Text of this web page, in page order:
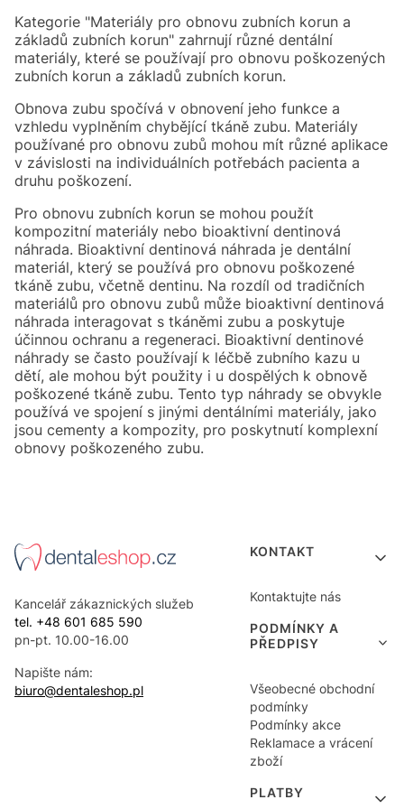
Kategorie "Materiály pro obnovu zubních korun a
základů zubních korun" zahrnují různé dentální
materiály, které se používají pro obnovu poškozených
zubních korun a základů zubních korun.
Obnova zubu spočívá v obnovení jeho funkce a
vzhledu vyplněním chybějící tkáně zubu. Materiály
používané pro obnovu zubů mohou mít různé aplikace
v závislosti na individuálních potřebách pacienta a
druhu poškození.
Pro obnovu zubních korun se mohou použít
kompozitní materiály nebo bioaktivní dentinová
náhrada. Bioaktivní dentinová náhrada je dentální
materiál, který se používá pro obnovu poškozené
tkáně zubu, včetně dentinu. Na rozdíl od tradičních
materiálů pro obnovu zubů může bioaktivní dentinová
náhrada interagovat s tkáněmi zubu a poskytuje
účinnou ochranu a regeneraci. Bioaktivní dentinové
náhrady se často používají k léčbě zubního kazu u
dětí, ale mohou být použity i u dospělých k obnově
poškozené tkáně zubu. Tento typ náhrady se obvykle
používá ve spojení s jinými dentálními materiály, jako
jsou cementy a kompozity, pro poskytnutí komplexní
obnovy poškozeného zubu.
Kancelář zákaznických služeb
tel. +48 601 685 590
pn-pt. 10.00-16.00
Napište nám:
biuro@dentaleshop.pl
Menu v zápatí
KONTAKT
Kontaktujte nás
PODMÍNKY A
PŘEDPISY
Všeobecné obchodní
podmínky
Podmínky akce
Reklamace a vrácení
zboží
PLATBY